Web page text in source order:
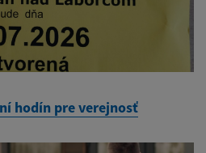
hodín pre verejnosť